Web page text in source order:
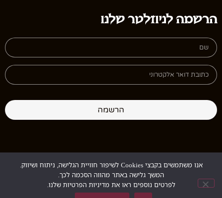
הרשמה לניוזלטר שלנו
הרשמה
Design: StudioGurDevelopment:MyMuse
Copyright © 2026. All rights reserved.
אנו משתמשים בקבצי Cookies לשיפור חוויית הגלישה, ניתוח ושיווק.
המשך גלישה באתר מהווה הסכמה לכך.
לפרטים נוספים ראו את מדיניות הפרטיות שלנו.